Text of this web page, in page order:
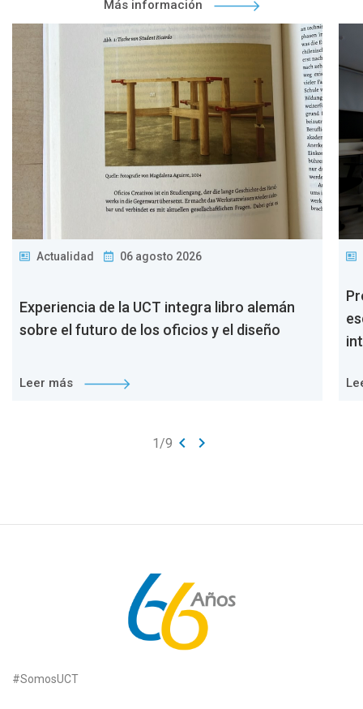
Más información
Actualidad 06 agosto 2026
Experiencia de la UCT integra libro alemán
sobre el futuro de los oficios y el diseño
Leer más
1/9 keyboard_arrow_left keyboard_arrow_right
#SomosUCT